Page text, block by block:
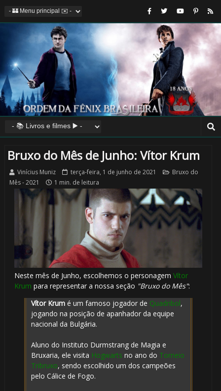
Bruxo do Mês de Junho: Vítor Krum
Vinícius Muniz terça-feira, 1 de junho de 2021
Bruxo do
Mês - 2021
1 min. de leitura
Neste mês de Junho, escolhemos o personagem Vítor
Krum para representar a nossa seção "Bruxo do Mês":
Vítor Krumé um famoso jogador de Quadribol,
jogando na posição de apanhador da equipe
nacional da Bulgária.
Aluno do Instituto Durmstrang de Magia e
Bruxaria, ele visita Hogwarts no ano do Torneio
Tribruxo, sendo escolhido um dos campeões
pelo Cálice de Fogo.